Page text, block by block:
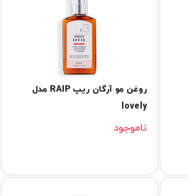
روغن مو آرگان ریپ RAIP مدل
lovely
ناموجود